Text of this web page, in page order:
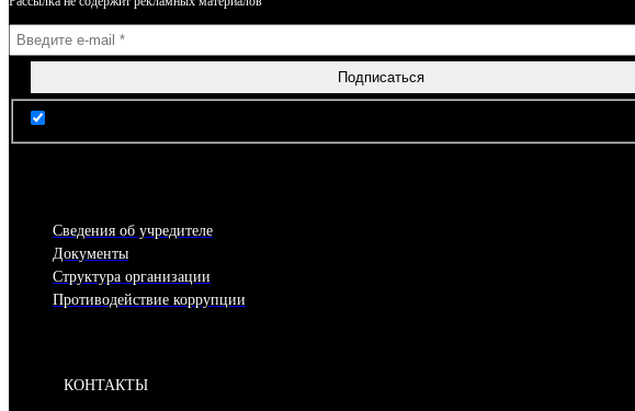
Сведения об учредителе
Документы
Структура организации
Противодействие коррупции
КОНТАКТЫ